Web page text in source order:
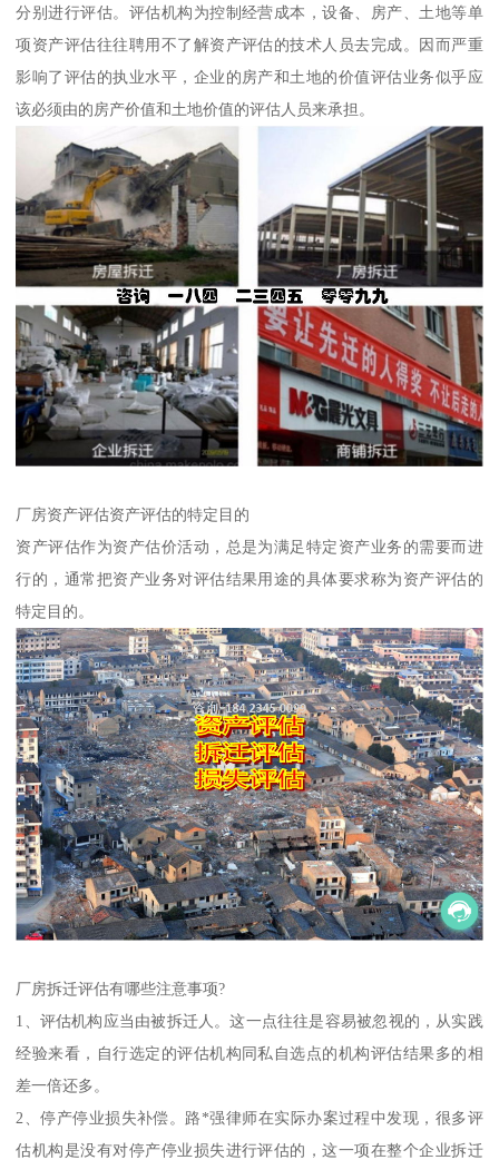
分别进行评估。评估机构为控制经营成本，设备、房产、土地等单
项资产评估往往聘用不了解资产评估的技术人员去完成。因而严重
影响了评估的执业水平，企业的房产和土地的价值评估业务似乎应
该必须由的房产价值和土地价值的评估人员来承担。
厂房资产评估资产评估的特定目的
资产评估作为资产估价活动，总是为满足特定资产业务的需要而进
行的，通常把资产业务对评估结果用途的具体要求称为资产评估的
特定目的。
厂房拆迁评估有哪些注意事项?
1、评估机构应当由被拆迁人。这一点往往是容易被忽视的，从实践
经验来看，自行选定的评估机构同私自选点的机构评估结果多的相
差一倍还多。
2、停产停业损失补偿。路*强律师在实际办案过程中发现，很多评
估机构是没有对停产停业损失进行评估的，这一项在整个企业拆迁